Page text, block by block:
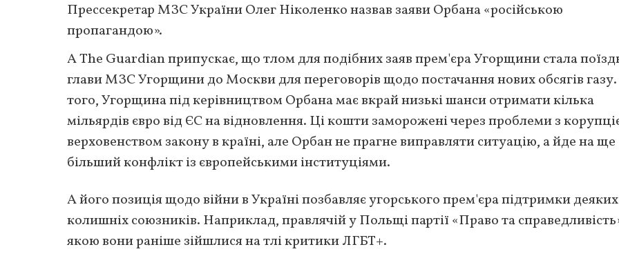
Прессекретар МЗС України Олег Ніколенко назвав заяви Орбана «російською
пропагандою».
А The Guardian припускає, що тлом для подібних заяв прем'єра Угорщини стала
глави МЗС Угорщини до Москви для переговорів щодо постачання нових обсягів
того, Угорщина під керівництвом Орбана має вкрай низькі шанси отримати кілька
мільярдів євро від ЄС на відновлення. Ці кошти заморожені через проблеми з
верховенством закону в країні, але Орбан не прагне виправляти ситуацію, а йде на ще
більший конфлікт із європейськими інституціями.
А його позиція щодо війни в Україні позбавляє угорського прем'єра підтримки деяких
колишніх союзників. Наприклад, правлячій у Польщі партії «Право та
якою вони раніше зійшлися на тлі критики ЛГБТ+.